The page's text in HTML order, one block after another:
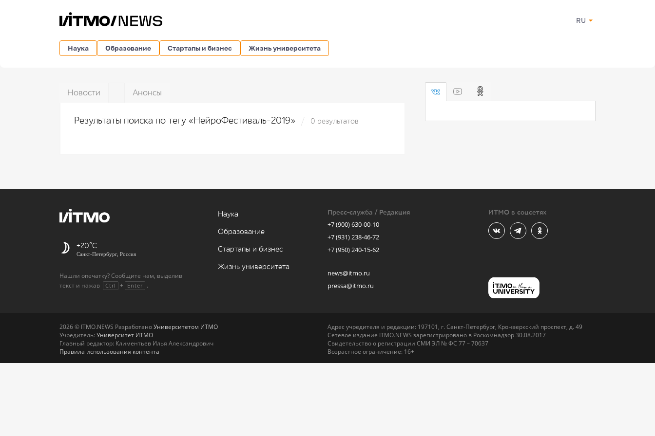
RU
Наука Образование Стартапы и бизнес Жизнь университета
Новости Анонсы
Результаты поиска по тегу «НейроФестиваль-2019» 0 результатов
+20
Санкт-Петербург, Россия
Нашли опечатку? Сообщите нам, выделив
текст и нажав
Ctrl + Enter .
Наука
Образование
Стартапы и бизнес
Жизнь университета
Пресс-служба / Редакция
+7 (900) 630-00-10
+7 (931) 238-46-72
+7 (950) 240-15-62
news@itmo.ru
pressa@itmo.ru
ИТМО в соцсетях
2026 © ITMO.NEWS РазработаноУниверситетом ИТМО
Учредитель: Университет ИТМО
Главный редактор: Климентьев Илья Александрович
Правила использования контента
Адрес учредителя и редакции: 197101, г. Санкт-Петербург, Кронверкский проспект, д. 49
Сетевое издание ITMO.NEWS зарегистрировано в Роскомнадзор 30.08.2017
Свидетельство о регистрации СМИ ЭЛ № ФС 77 – 70637
Возрастное ограничение: 16+